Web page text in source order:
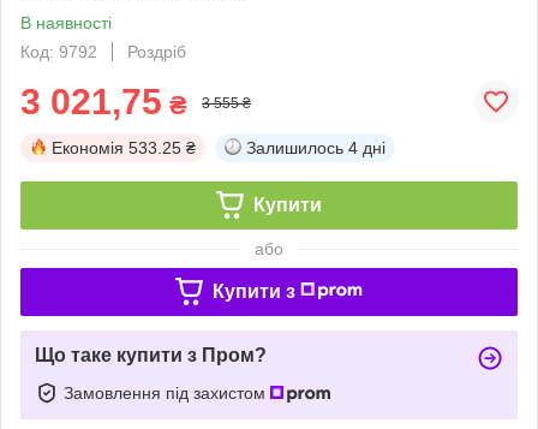
В наявності
Код: 9792
Роздріб
3 021,75 ₴ 3 555 ₴
Економія 533.25 ₴ Залишилось 4 дні
Купити
або
Купити з
Що таке купити з Пром?
Замовлення під захистом